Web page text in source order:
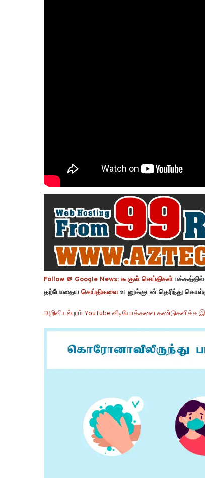
Follow @ Google News: கூகுள் செய்திகள்பக்கத்தில்
தற்போதைய செய்திகளைஉடனுக்குடன் தெரிந்து
அறிவியல்புரம் YouTube வீடியோக்களை கண்டுகளிக்க